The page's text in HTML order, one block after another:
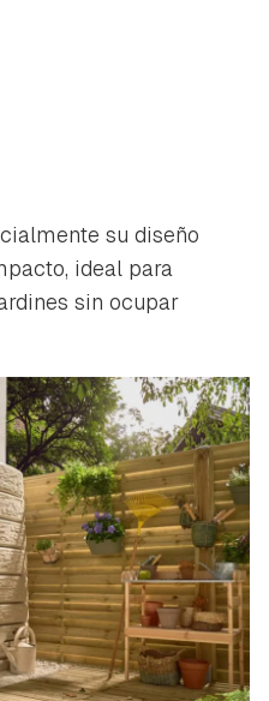
su diseño
ideal para
sin ocupar